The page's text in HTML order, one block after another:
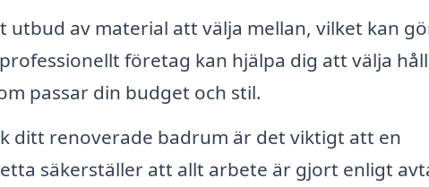
utbud av material att välja mellan, vilket kan
företag kan hjälpa dig att välja
passar din budget och stil.
ditt renoverade badrum är det viktigt att en
säkerställer att allt arbete är gjort enligt